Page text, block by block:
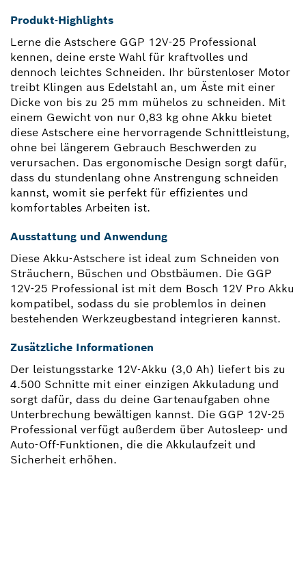
Produkt-Highlights
Lerne die Astschere GGP 12V-25 Professional
kennen, deine erste Wahl für kraftvolles und
dennoch leichtes Schneiden. Ihr bürstenloser Motor
treibt Klingen aus Edelstahl an, um Äste mit einer
Dicke von bis zu 25 mm mühelos zu schneiden. Mit
einem Gewicht von nur 0,83 kg ohne Akku bietet
diese Astschere eine hervorragende Schnittleistung,
ohne bei längerem Gebrauch Beschwerden zu
verursachen. Das ergonomische Design sorgt dafür,
dass du stundenlang ohne Anstrengung schneiden
kannst, womit sie perfekt für effizientes und
komfortables Arbeiten ist.
Ausstattung und Anwendung
Diese Akku-Astschere ist ideal zum Schneiden von
Sträuchern, Büschen und Obstbäumen. Die GGP
12V-25 Professional ist mit dem Bosch 12V Pro Akku
kompatibel, sodass du sie problemlos in deinen
bestehenden Werkzeugbestand integrieren kannst.
Zusätzliche Informationen
Der leistungsstarke 12V-Akku (3,0 Ah) liefert bis zu
4.500 Schnitte mit einer einzigen Akkuladung und
sorgt dafür, dass du deine Gartenaufgaben ohne
Unterbrechung bewältigen kannst. Die GGP 12V-25
Professional verfügt außerdem über Autosleep- und
Auto-Off-Funktionen, die die Akkulaufzeit und
Sicherheit erhöhen.